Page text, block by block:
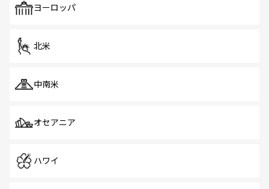
で、ホーカーズは地元の風情を楽しめる外せないスポット
ヨーロッパ
北米
中南米
オセアニア
ハワイ